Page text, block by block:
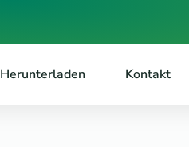
Herunterladen Kontakt